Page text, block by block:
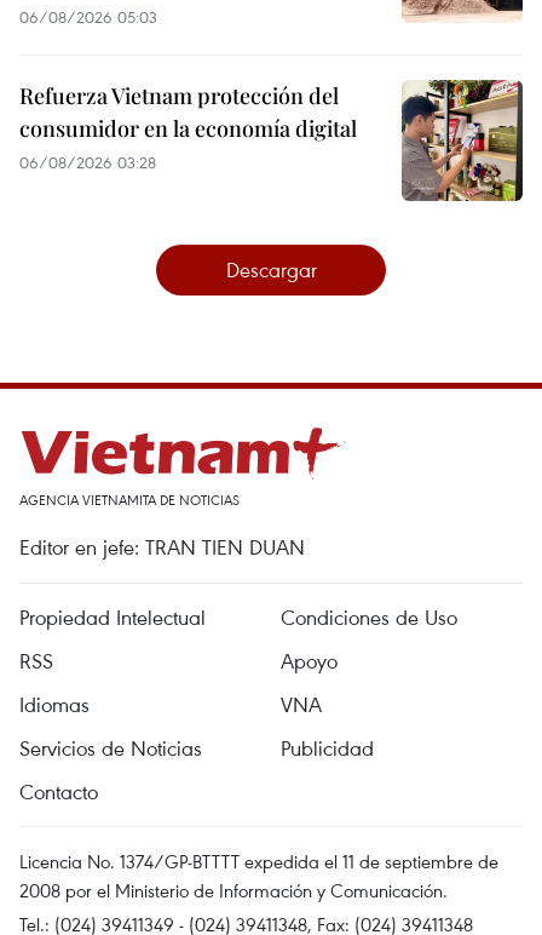
06/08/2026 05:03
Refuerza Vietnam protección del
consumidor en la economía digital
06/08/2026 03:28
Descargar
AGENCIA VIETNAMITA DE NOTICIAS
Editor en jefe: TRAN TIEN DUAN
Propiedad Intelectual
Condiciones de Uso
RSS
Apoyo
Idiomas
VNA
Servicios de Noticias
Publicidad
Contacto
Licencia No. 1374/GP-BTTTT expedida el 11 de septiembre de
2008 por el Ministerio de Información y Comunicación.
Tel.: (024) 39411349 - (024) 39411348, Fax: (024) 39411348